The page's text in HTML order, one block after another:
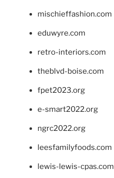
mischieffashion.com
eduwyre.com
retro-interiors.com
theblvd-boise.com
fpet2023.org
e-smart2022.org
ngrc2022.org
leesfamilyfoods.com
lewis-lewis-cpas.com